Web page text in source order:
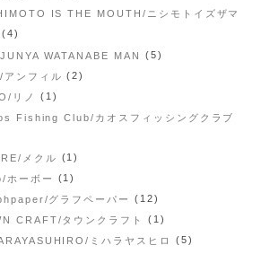
IS THE MOUTH/ニシモトイズザマ
WATANABE MAN (5)
ンフィル (2)
リノ (1)
Fishing Club/カオスフィッシングクラブ
メクル (1)
ホーボー (1)
グラフペーパー (12)
CRAFT/タウンクラフト (1)
ミハラヤスヒロ (5)